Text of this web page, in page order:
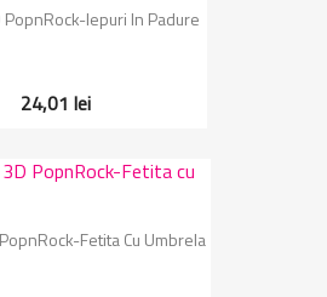
PopnRock-Iepuri In Padure
24,01 lei
Fetita Cu Umbrela